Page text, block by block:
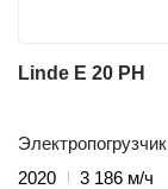
Linde E 20 PH
Электропогрузчик
2020
3 186 м/ч